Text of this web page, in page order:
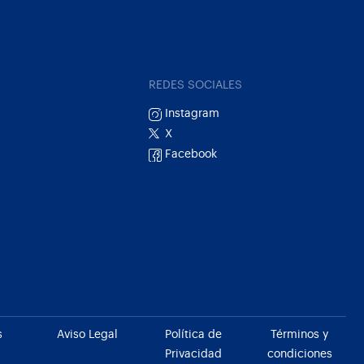
REDES SOCIALES
Instagram
X
Facebook
Aviso Legal
Política de
Privacidad
Términos y
condiciones